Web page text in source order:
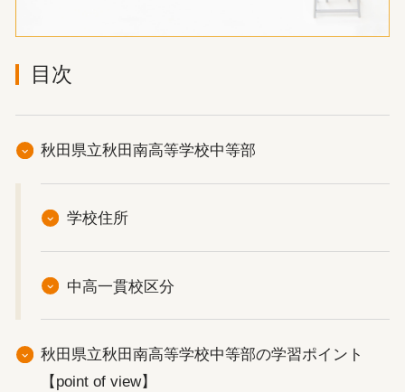
目次
秋田県立秋田南高等学校中等部
学校住所
中高一貫校区分
秋田県立秋田南高等学校中等部の学習ポイント
【point of view】